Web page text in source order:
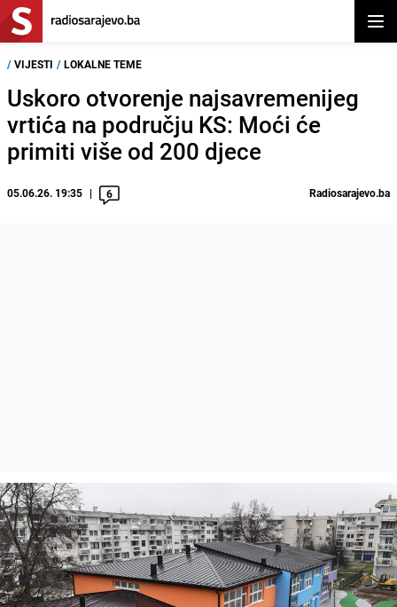
/ VIJESTI / LOKALNE TEME
Uskoro otvorenje najsavremenijeg
vrtića na području KS: Moći će
primiti više od 200 djece
05.06.26. 19:35 6 Radiosarajevo.ba